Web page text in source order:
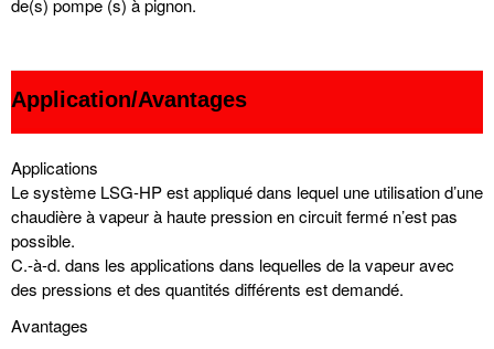
de(s) pompe (s) à pignon.
Application/Avantages
Applications
Le système LSG-HP est appliqué dans lequel une utilisation d’une
chaudière à vapeur à haute pression en circuit fermé n’est pas
possible.
C.-à-d. dans les applications dans lequelles de la vapeur avec
des pressions et des quantités différents est demandé.
Avantages